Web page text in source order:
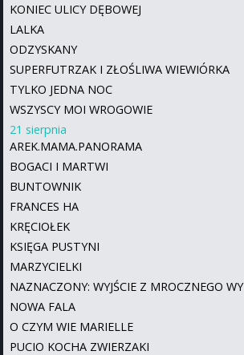
KONIEC ULICY DĘBOWEJ
LALKA
ODZYSKANY
SUPERFUTRZAK I ZŁOŚLIWA WIEWIÓRKA
TYLKO JEDNA NOC
WSZYSCY MOI WROGOWIE
21 sierpnia
AREK.MAMA.PANORAMA
BOGACI I MARTWI
BUNTOWNIK
FRANCES HA
KRĘCIOŁEK
KSIĘGA PUSTYNI
MARZYCIELKI
NAZNACZONY: WYJŚCIE Z MROCZNEGO
NOWA FALA
O CZYM WIE MARIELLE
PUCIO KOCHA ZWIERZAKI